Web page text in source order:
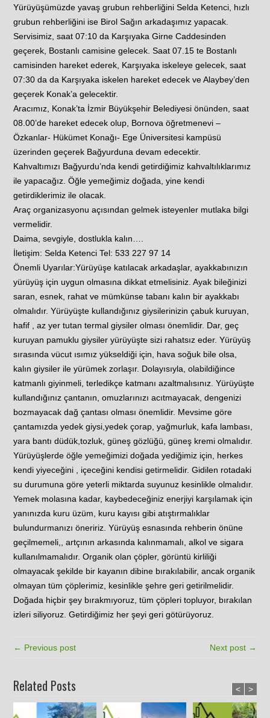
Yürüyüşümüzde yavaş grubun rehberliğini Selda Ketenci, hızlı
grubun rehberliğini ise Birol Sağın arkadaşımız yapacak.
Servisimiz, saat 07:10 da Karşıyaka Girne Caddesinden
geçerek, Bostanlı camisine gelecek. Saat 07.15 te Bostanlı
camisinden hareket ederek, Karşıyaka iskeleye gelecek, saat
07:30 da da Karşıyaka iskelen hareket edecek ve Alaybey’den
geçerek Konak’a gelecektir.
Aracımız, Konak’ta İzmir Büyükşehir Belediyesi önünden, saat
08.00’de hareket edecek olup, Bornova öğretmenevi –
Özkanlar- Hükümet Konağı- Ege Üniversitesi kampüsü
üzerinden geçerek Bağyurduna devam edecektir.
Kahvaltımızı Bağyurdu’nda kendi getirdiğimiz kahvaltılıklarımız
ile yapacağız. Öğle yemeğimiz doğada, yine kendi
getirdiklerimiz ile olacak.
Araç organizasyonu açısından gelmek isteyenler mutlaka bilgi
vermelidir.
Daima, sevgiyle, dostlukla kalın….
İletişim: Selda Ketenci Tel: 533 227 97 14
Önemli Uyarılar:Yürüyüşe katılacak arkadaşlar, ayakkabınızın
yürüyüş için uygun olmasına dikkat etmelisiniz. Ayak bileğinizi
saran, esnek, rahat ve mümkünse tabanı kalın bir ayakkabı
olmalıdır. Yürüyüşte kullandığınız giysilerinizin çabuk kuruyan,
hafif , az yer tutan termal giysiler olması önemlidir. Dar, geç
kuruyan pamuklu giysiler yürüyüşte sizi rahatsız eder. Yürüyüş
sırasında vücut ısımız yükseldiği için, hava soğuk bile olsa,
kalın giysiler ile yürümek zorlaşır. Dolayısıyla, olabildiğince
katmanlı giyinmeli, terledikçe katmanı azaltmalısınız. Yürüyüşte
kullandığınız çantanın, omuzlarınızı acıtmayacak, dengenizi
bozmayacak dağ çantası olması önemlidir. Mevsime göre
çantamızda yedek giysi,yedek çorap, yağmurluk, kafa lambası,
yara bantı düdük,tozluk, güneş gözlüğü, güneş kremi olmalıdır.
Yürüyüşlerde öğle yemeğimizi doğada yediğimiz için, herkes
kendi yiyeceğini , içeceğini kendisi getirmelidir. Gidilen rotadaki
su durumuna göre yeterli miktarda suyunuz kesinlikle olmalıdır.
Yemek molasına kadar, kaybedeceğiniz enerjiyi karşılamak için
yanınızda kuru üzüm, kuru kayısı gibi atıştırmalıklar
bulundurmanızı öneririz. Yürüyüş esnasında rehberin önüne
geçilmemeli,, artçının arkasında kalınmamalı, alkol ve sigara
kullanılmamalıdır. Organik olan çöpler, görüntü kirliliği
olmayacak şekilde bir kayanın dibine bırakılabilir, ancak organik
olmayan tüm çöplerimiz, kesinlikle şehre geri getirilmelidir.
Doğada hiçbir şey bırakmıyoruz, tüm çöpleri topluyor, bırakılan
izleri siliyoruz. Getirdiğimiz her şeyi geri götürüyoruz.
← Previous post Next post →
Related Posts < >